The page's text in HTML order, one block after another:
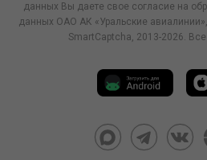
данных Вы даете свое согласие на
данных ОАО АК «Уральские
SmartCaptcha, 2013-2026.